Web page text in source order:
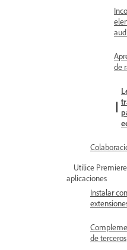
de
Utilice
aplicaciones
Instalar
de terceros